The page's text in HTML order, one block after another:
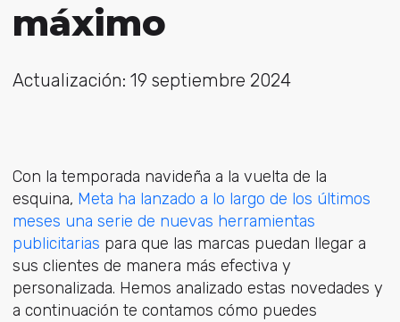
máximo
Actualización: 19 septiembre 2024
Con la temporada navideña a la vuelta de la
esquina, Meta ha lanzado a lo largo de los últimos
meses una serie de nuevas herramientas
publicitarias para que las marcas puedan llegar a
sus clientes de manera más efectiva y
personalizada. Hemos analizado estas novedades y
a continuación te contamos cómo puedes